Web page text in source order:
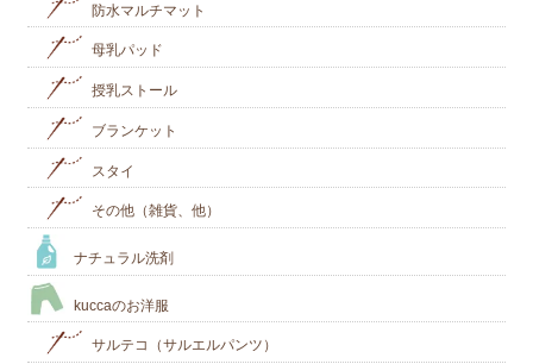
防水マルチマット
母乳パッド
授乳ストール
ブランケット
スタイ
その他（雑貨、他）
ナチュラル洗剤
kuccaのお洋服
サルテコ（サルエルパンツ）